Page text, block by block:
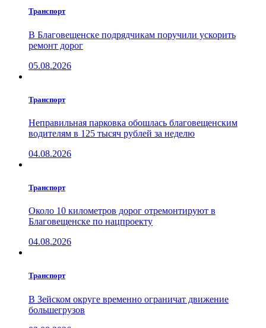
Транспорт
В Благовещенске подрядчикам поручили ускорить
ремонт дорог
05.08.2026
Транспорт
Неправильная парковка обошлась благовещенским
водителям в 125 тысяч рублей за неделю
04.08.2026
Транспорт
Около 10 километров дорог отремонтируют в
Благовещенске по нацпроекту
04.08.2026
Транспорт
В Зейском округе временно ограничат движение
большегрузов